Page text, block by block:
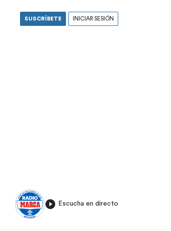
SUSCRÍBETE INICIAR SESIÓN
Escucha en directo